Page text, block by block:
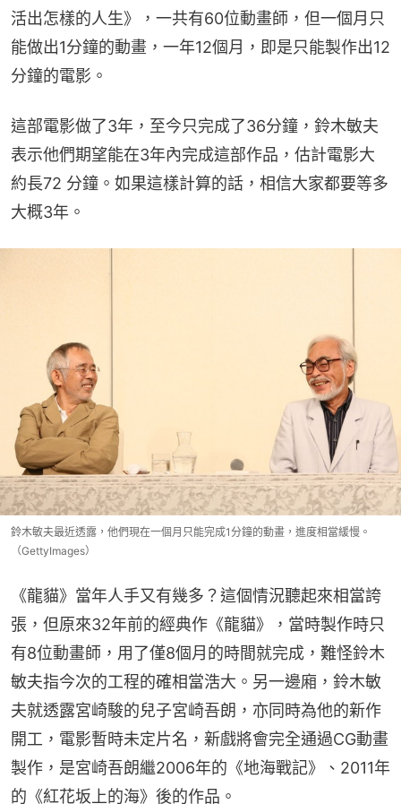
活出怎樣的人生》，一共有60位動畫師，但一個月只
能做出1分鐘的動畫，一年12個月，即是只能製作出12
分鐘的電影。
這部電影做了3年，至今只完成了36分鐘，鈴木敏夫
表示他們期望能在3年內完成這部作品，估計電影大
約長72 分鐘。如果這樣計算的話，相信大家都要等多
大概3年。
鈴木敏夫最近透露，他們現在一個月只能完成1分鐘的動畫，進度相當緩慢。
（GettyImages）
《龍貓》當年人手又有幾多？這個情況聽起來相當誇
張，但原來32年前的經典作《龍貓》，當時製作時只
有8位動畫師，用了僅8個月的時間就完成，難怪鈴木
敏夫指今次的工程的確相當浩大。另一邊廂，鈴木敏
夫就透露宮崎駿的兒子宮崎吾朗，亦同時為他的新作
開工，電影暫時未定片名，新戲將會完全通過CG動畫
製作，是宮崎吾朗繼2006年的《地海戰記》、2011年
的《紅花坂上的海》後的作品。